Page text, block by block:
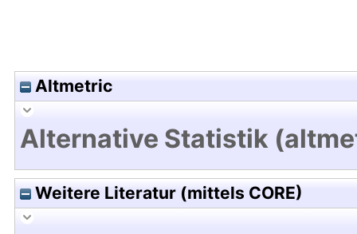
Altmetric
Alternative Statistik
Weitere Literatur (mittels CORE)